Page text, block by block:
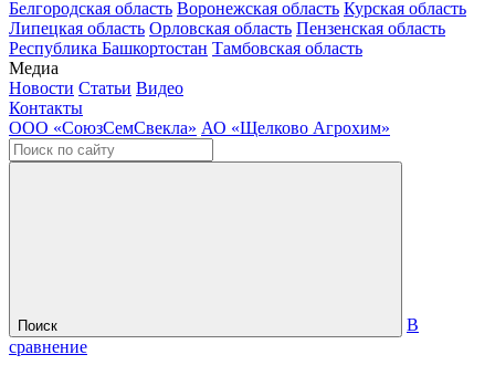
Белгородская область Воронежская область Курская область
Липецкая область Орловская область Пензенская область
Республика Башкортостан Тамбовская область
Медиа
Новости Статьи Видео
Контакты
ООО «СоюзСемСвекла» АО «Щелково Агрохим»
Поиск
В
сравнение